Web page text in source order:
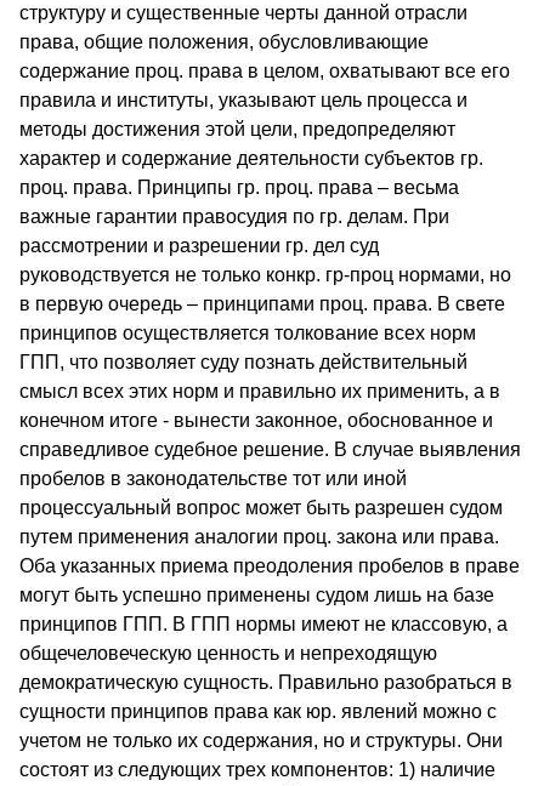
структуру и существенные черты данной отрасли
права, общие положения, обусловливающие
содержание проц. права в целом, охватывают все его
правила и институты, указывают цель процесса и
методы достижения этой цели, предопределяют
характер и содержание деятельности субъектов гр.
проц. права. Принципы гр. проц. права – весьма
важные гарантии правосудия по гр. делам. При
рассмотрении и разрешении гр. дел суд
руководствуется не только конкр. гр-проц нормами, но
в первую очередь – принципами проц. права. В свете
принципов осуществляется толкование всех норм
ГПП, что позволяет суду познать действительный
смысл всех этих норм и правильно их применить, а в
конечном итоге - вынести законное, обоснованное и
справедливое судебное решение. В случае выявления
пробелов в законодательстве тот или иной
процессуальный вопрос может быть разрешен судом
путем применения аналогии проц. закона или права.
Оба указанных приема преодоления пробелов в праве
могут быть успешно применены судом лишь на базе
принципов ГПП. В ГПП нормы имеют не классовую, а
общечеловеческую ценность и непреходящую
демократическую сущность. Правильно разобраться в
сущности принципов права как юр. явлений можно с
учетом не только их содержания, но и структуры. Они
состоят из следующих трех компонентов: 1) наличие